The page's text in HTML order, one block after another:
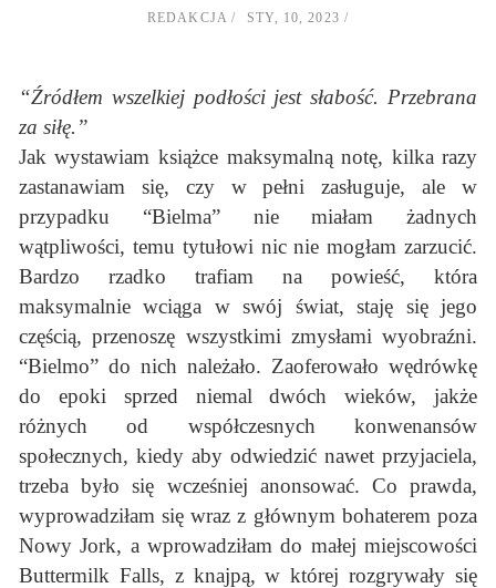
REDAKCJA STY, 10, 2023
“Źródłem wszelkiej podłości jest słabość. Przebrana
za siłę.”
Jak wystawiam książce maksymalną notę, kilka razy
zastanawiam się, czy w pełni zasługuje, ale w
przypadku “Bielma” nie miałam żadnych
wątpliwości, temu tytułowi nic nie mogłam zarzucić.
Bardzo rzadko trafiam na powieść, która
maksymalnie wciąga w swój świat, staję się jego
częścią, przenoszę wszystkimi zmysłami wyobraźni.
“Bielmo” do nich należało. Zaoferowało wędrówkę
do epoki sprzed niemal dwóch wieków, jakże
różnych od współczesnych konwenansów
społecznych, kiedy aby odwiedzić nawet przyjaciela,
trzeba było się wcześniej anonsować. Co prawda,
wyprowadziłam się wraz z głównym bohaterem poza
Nowy Jork, a wprowadziłam do małej miejscowości
Buttermilk Falls, z knajpą, w której rozgrywały się